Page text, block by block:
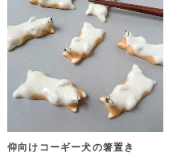
仰向けコーギー犬の箸置き